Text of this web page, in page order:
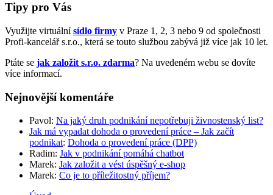
Tipy pro Vás
Využijte virtuálnísídlo firmy v Praze 1, 2, 3 nebo 9 od společnosti
Profi-kancelář s.r.o., která se touto službou zabývá již více jak 10 let.
Ptáte se jak založit s.r.o. zdarma? Na uvedeném webu se dovíte
více informací.
Nejnovější komentáře
Pavol: Na jaký druh podnikání nepotřebuji živnostenský list?
Jak má vypadat dohoda o provedení práce – Jak začít
podnikat: Dohoda o provedení práce (DPP)
Radim: Jak v podnikání pomáhá chatbot
Marek: Jak založit a vést úspěšný e-shop
Marek: Co je to příležitostný příjem?